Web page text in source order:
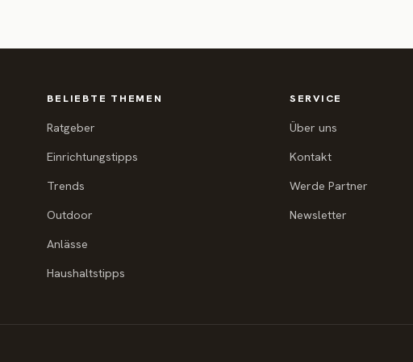
BELIEBTE THEMEN
Ratgeber
Einrichtungstipps
Trends
Outdoor
Anlässe
Haushaltstipps
SERVICE
Über uns
Kontakt
Werde Partner
Newsletter